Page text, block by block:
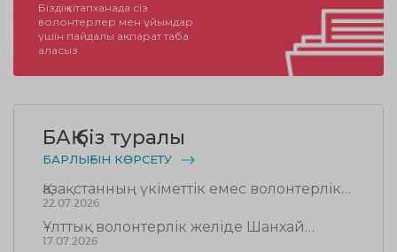
Біздің кітапханада сіз
волонтерлер мен ұйымдар
үшін пайдалы ақпарат таба
аласыз
БАҚ біз туралы
БАРЛЫҒЫН КӨРСЕТУ
Қазақстанның үкіметтік емес волонтерлік
ұйымдарының деректерін жаңарту
жүргізілуде
22.07.2026
Ұлттық волонтерлік желіде Шанхай
қаласының Әлеуметтік жұмыс
17.07.2026